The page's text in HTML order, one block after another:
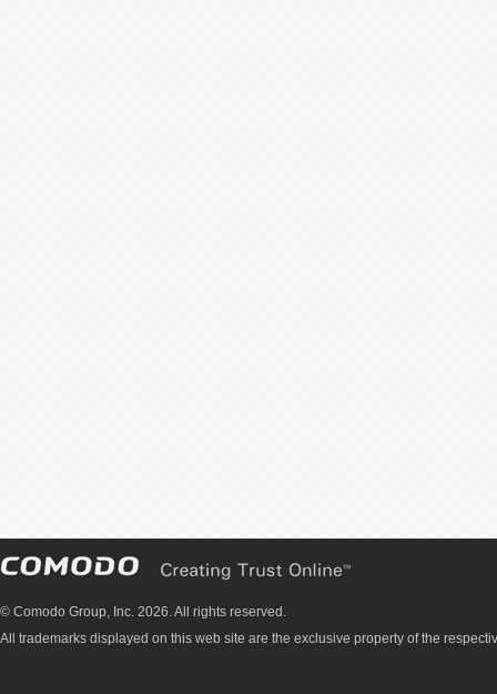
© Comodo Group, Inc. 2026. All rights reserved.
All trademarks displayed on this web site are the exclusive property of the